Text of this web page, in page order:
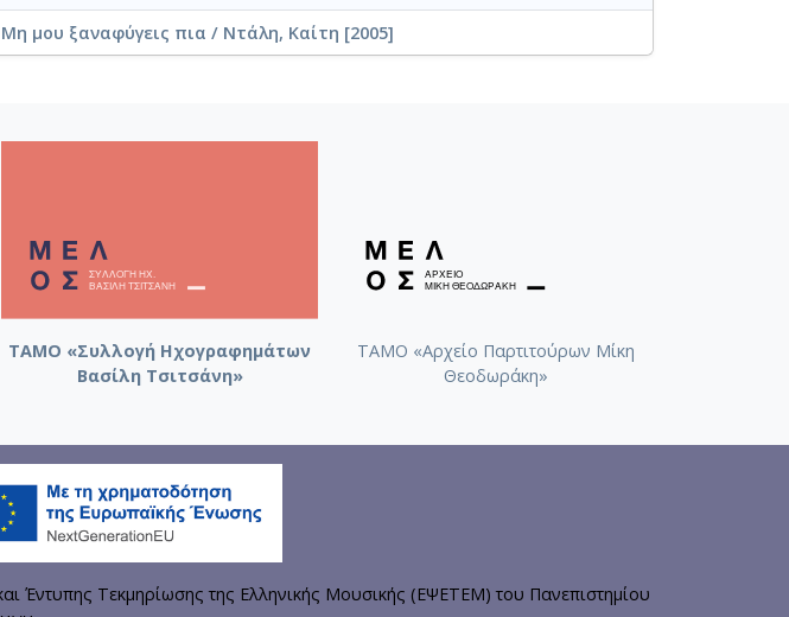
Μη μου ξαναφύγεις πια / Ντάλη, Καίτη [2005]
ΤΑΜΟ «Συλλογή Ηχογραφημάτων
Βασίλη Τσιτσάνη»
ΤΑΜΟ «Αρχείο Παρτιτούρων Μίκη
Θεοδωράκη»
Τεκμηρίωσης της Ελληνικής Μουσικής (ΕΨΕΤΕΜ) του Πανεπιστημίου